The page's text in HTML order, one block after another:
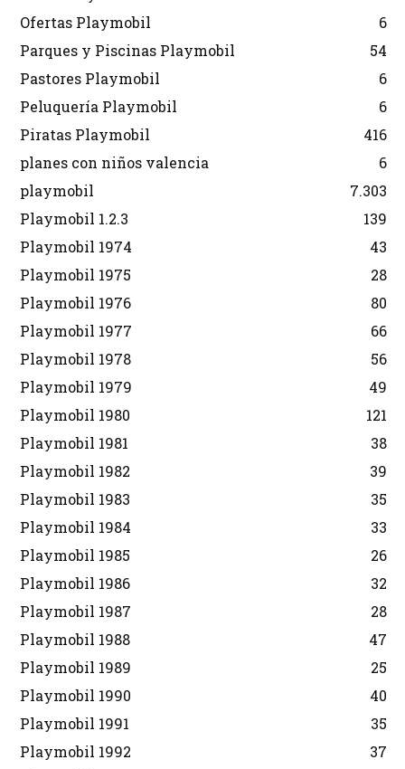
Ofertas Playmobil
6
Parques y Piscinas Playmobil
54
Pastores Playmobil
6
Peluquería Playmobil
6
Piratas Playmobil
416
planes con niños valencia
6
playmobil
7.303
Playmobil 1.2.3
139
Playmobil 1974
43
Playmobil 1975
28
Playmobil 1976
80
Playmobil 1977
66
Playmobil 1978
56
Playmobil 1979
49
Playmobil 1980
121
Playmobil 1981
38
Playmobil 1982
39
Playmobil 1983
35
Playmobil 1984
33
Playmobil 1985
26
Playmobil 1986
32
Playmobil 1987
28
Playmobil 1988
47
Playmobil 1989
25
Playmobil 1990
40
Playmobil 1991
35
Playmobil 1992
37